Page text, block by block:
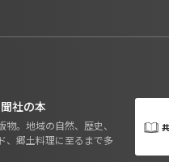
社の本
。地域の自然、歴史、
、郷土料理に至るまで多